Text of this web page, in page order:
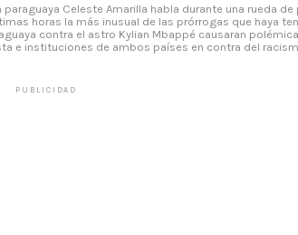
paraguaya Celeste Amarilla habla durante una rueda
horas la más inusual de las prórrogas que haya
contra el astro Kylian Mbappé causaran
e instituciones de ambos países en contra del
PUBLICIDAD